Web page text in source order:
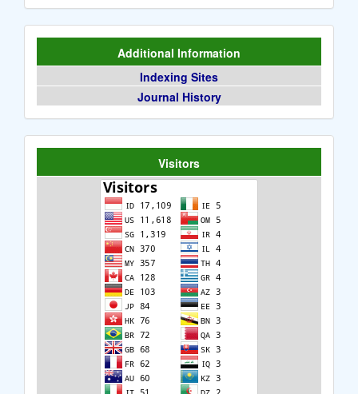
Additional Information
Indexing Sites
Journal History
Visitors